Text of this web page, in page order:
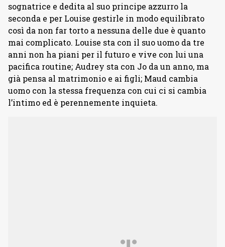
sognatrice e dedita al suo principe azzurro la
seconda e per Louise gestirle in modo equilibrato
così da non far torto a nessuna delle due è quanto
mai complicato. Louise sta con il suo uomo da tre
anni non ha piani per il futuro e vive con lui una
pacifica routine; Audrey sta con Jo da un anno, ma
già pensa al matrimonio e ai figli; Maud cambia
uomo con la stessa frequenza con cui ci si cambia
l’intimo ed è perennemente inquieta.